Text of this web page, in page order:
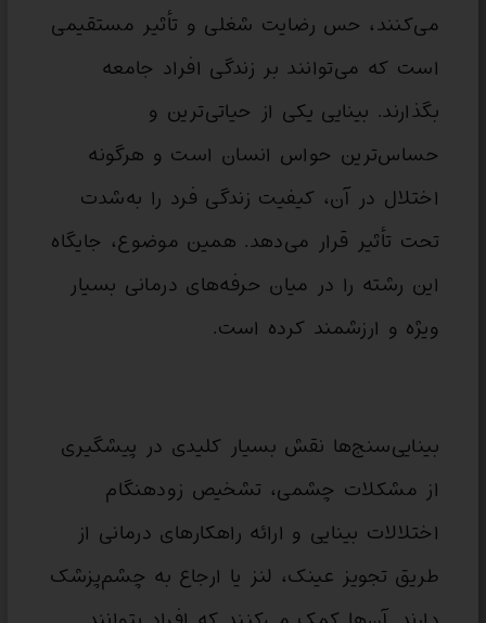
می‌کنند، حس رضایت شغلی و تأثیر مستقیمی
است که می‌توانند بر زندگی افراد جامعه
بگذارند. بینایی یکی از حیاتی‌ترین و
حساس‌ترین حواس انسان است و هرگونه
اختلال در آن، کیفیت زندگی فرد را به‌شدت
تحت تأثیر قرار می‌دهد. همین موضوع، جایگاه
این رشته را در میان حرفه‌های درمانی بسیار
ویژه و ارزشمند کرده است.
بینایی‌سنج‌ها نقش بسیار کلیدی در پیشگیری
از مشکلات چشمی، تشخیص زودهنگام
اختلالات بینایی و ارائه راهکارهای درمانی از
طریق تجویز عینک، لنز یا ارجاع به چشم‌پزشک